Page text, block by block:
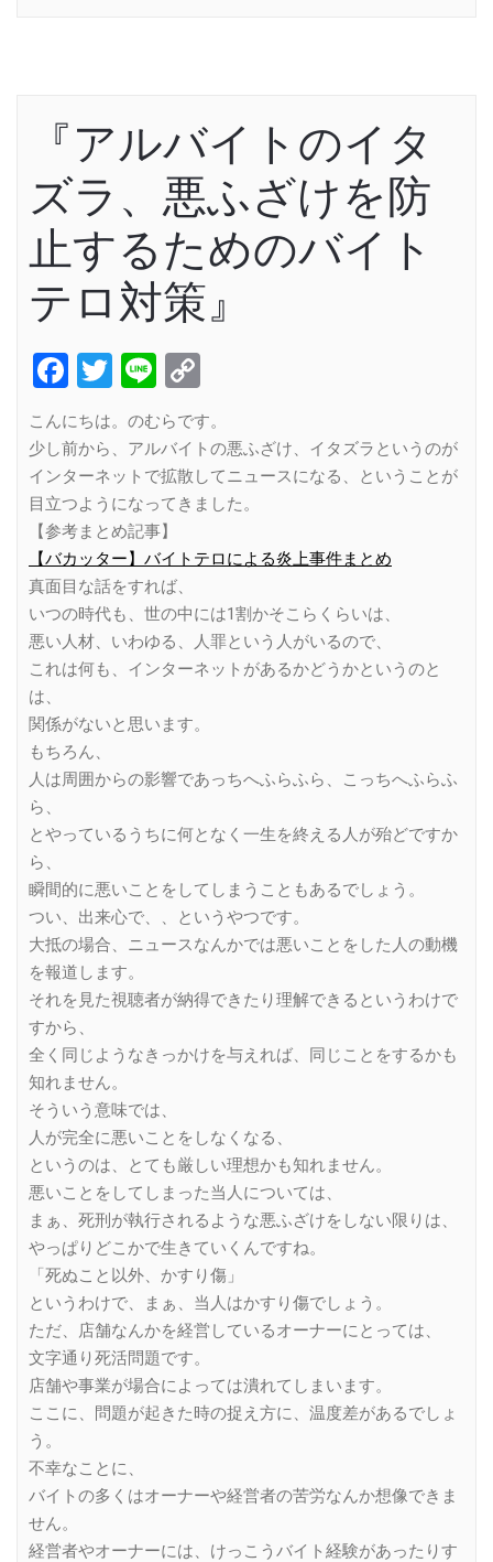
『アルバイトのイタ
ズラ、悪ふざけを防
止するためのバイト
テロ対策』
Facebook
Twitter
Line
Link
こんにちは。のむらです。
少し前から、アルバイトの悪ふざけ、イタズラというのが
インターネットで拡散してニュースになる、ということが
目立つようになってきました。
【参考まとめ記事】
【バカッター】バイトテロによる炎上事件まとめ
真面目な話をすれば、
いつの時代も、世の中には1割かそこらくらいは、
悪い人材、いわゆる、人罪という人がいるので、
これは何も、インターネットがあるかどうかというのと
は、
関係がないと思います。
もちろん、
人は周囲からの影響であっちへふらふら、こっちへふらふ
ら、
とやっているうちに何となく一生を終える人が殆どですか
ら、
瞬間的に悪いことをしてしまうこともあるでしょう。
つい、出来心で、、というやつです。
大抵の場合、ニュースなんかでは悪いことをした人の動機
を報道します。
それを見た視聴者が納得できたり理解できるというわけで
すから、
全く同じようなきっかけを与えれば、同じことをするかも
知れません。
そういう意味では、
人が完全に悪いことをしなくなる、
というのは、とても厳しい理想かも知れません。
悪いことをしてしまった当人については、
まぁ、死刑が執行されるような悪ふざけをしない限りは、
やっぱりどこかで生きていくんですね。
「死ぬこと以外、かすり傷」
というわけで、まぁ、当人はかすり傷でしょう。
ただ、店舗なんかを経営しているオーナーにとっては、
文字通り死活問題です。
店舗や事業が場合によっては潰れてしまいます。
ここに、問題が起きた時の捉え方に、温度差があるでしょ
う。
不幸なことに、
バイトの多くはオーナーや経営者の苦労なんか想像できま
せん。
経営者やオーナーには、けっこうバイト経験があったりす